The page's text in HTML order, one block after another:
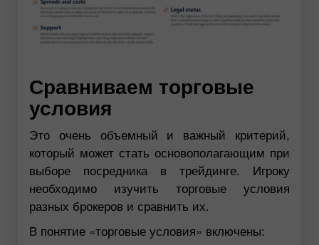
Сравниваем торговые
условия
Это очень объемный и важный критерий,
который может стать основополагающим при
выборе посредника в трейдинге. Игроку
необходимо изучить торговые условия
разных брокеров и сравнить их.
В понятие «торговые условия» включены: